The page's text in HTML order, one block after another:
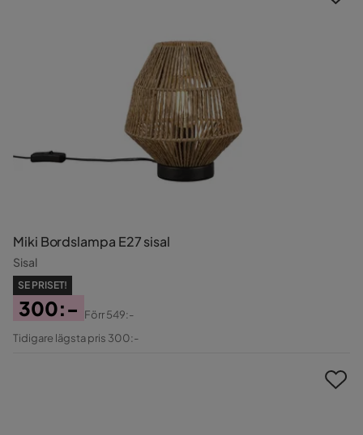
Miki Bordslampa E27 sisal
Sisal
SE PRISET!
Pris
300:-
Original
Förr549:-
Tidigare lägsta pris 300:-